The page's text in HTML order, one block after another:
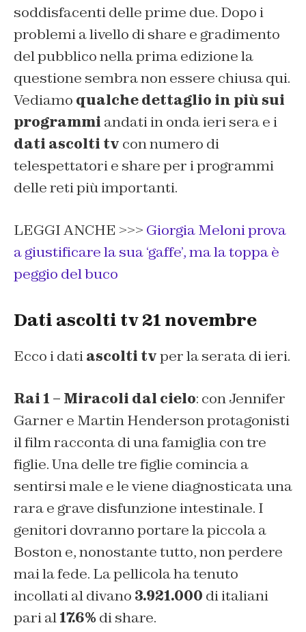
soddisfacenti delle prime due. Dopo i
problemi a livello di share e gradimento
del pubblico nella prima edizione la
questione sembra non essere chiusa qui.
Vediamo qualche dettaglio in più sui
programmi andati in onda ieri sera e i
dati ascolti tv con numero di
telespettatori e share per i programmi
delle reti più importanti.
LEGGI ANCHE >>> Giorgia Meloni prova
a giustificare la sua ‘gaffe’, ma la toppa è
peggio del buco
Dati ascolti tv 21 novembre
Ecco i datiascolti tvper la serata di ieri.
Rai 1 – Miracoli dal cielo: con Jennifer
Garner e Martin Henderson protagonisti
il film racconta di una famiglia con tre
figlie. Una delle tre figlie comincia a
sentirsi male e le viene diagnosticata una
rara e grave disfunzione intestinale. I
genitori dovranno portare la piccola a
Boston e, nonostante tutto, non perdere
mai la fede. La pellicola ha tenuto
incollati al divano 3.921.000 di italiani
pari al17.6% di share.